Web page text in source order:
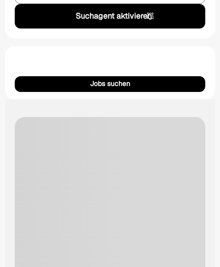
Suchagent aktivieren
Jobs suchen